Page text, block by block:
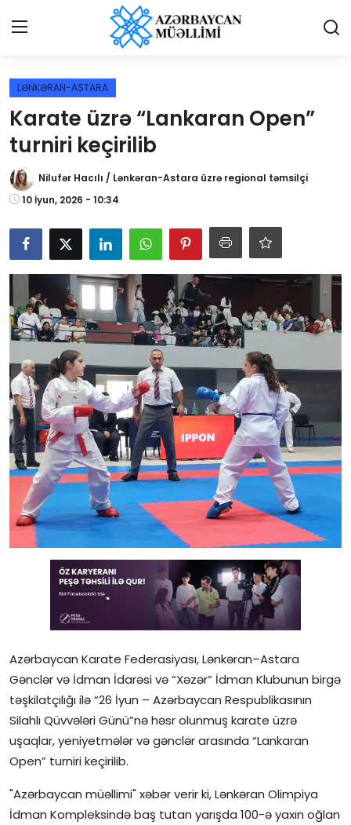
Giriş
Qəzetə elan ver
Haqqımızda
Reklam və elan
Biz kimik?
Bütün xəbərlər
Gündəlik
Rəsmi
Təhsil
Müsahibə
Elm və innovasiya
Təhlil
Reportaj
Pedaqogika
Regionlar
Qəzetin PDF arxivi
İctimai şura
Dünya
LƏNKƏRAN-ASTARA
Karate üzrə “Lankaran Open”
turniri keçirilib
Nilufər Hacılı / Lənkəran-Astara üzrə regional təmsilçi
10 İyun, 2026 - 10:34
Azərbaycan Karate Federasiyası, Lənkəran–Astara
Gənclər və İdman İdarəsi və “Xəzər” İdman Klubunun birgə
təşkilatçılığı ilə “26 İyun – Azərbaycan Respublikasının
Silahlı Qüvvələri Günü”nə həsr olunmuş karate üzrə
uşaqlar, yeniyetmələr və gənclər arasında “Lankaran
Open” turniri keçirilib.
"Azərbaycan müəllimi" xəbər verir ki, Lənkəran Olimpiya
İdman Kompleksində baş tutan yarışda 100-ə yaxın oğlan